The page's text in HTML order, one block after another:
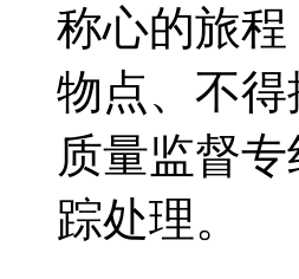
称心的旅
物点、不
质量监督
踪处理。